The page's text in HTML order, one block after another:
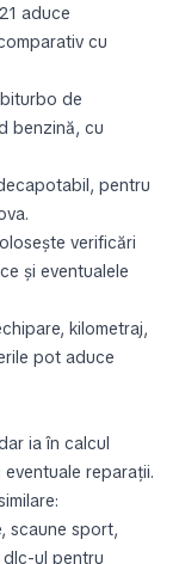
aduce
cu
de
benzină, cu
pentru
verificări
și eventualele
kilometraj,
pot aduce
ia în calcul
reparații.
scaune sport,
dlc-ul pentru